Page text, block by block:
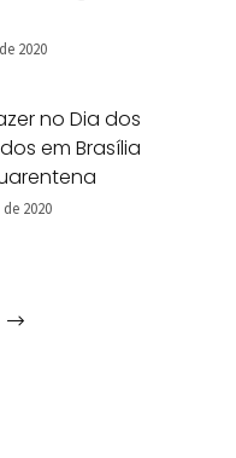
2020
no Dia dos
em Brasília
2020